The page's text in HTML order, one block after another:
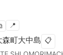
📍
森町大中島 📋